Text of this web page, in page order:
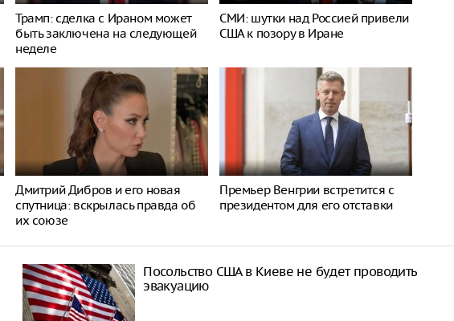
Трамп: сделка с Ираном может
быть заключена на следующей
неделе
СМИ: шутки над Россией привели
США к позору в Иране
Дмитрий Дибров и его новая
спутница: вскрылась правда об
их союзе
Премьер Венгрии встретится с
президентом для его отставки
Посольство США в Киеве не будет проводить
эвакуацию